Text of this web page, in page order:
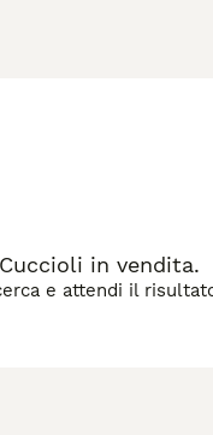
in vendita.
e attendi il